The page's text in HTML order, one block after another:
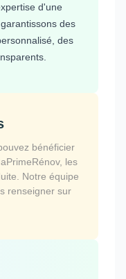
d'une
des
des
bénéficier
les
Notre équipe
renseigner sur